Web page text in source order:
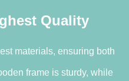
Quality
materials, ensuring both
frame is sturdy, while